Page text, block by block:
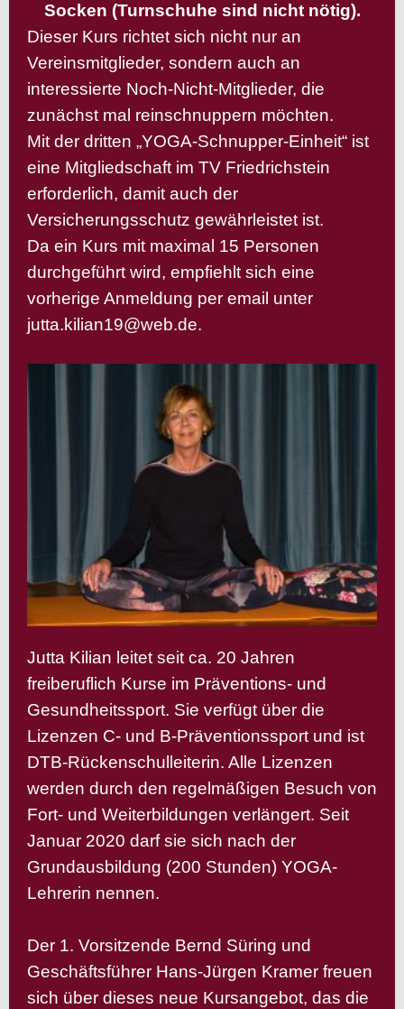
Socken (Turnschuhe sind nicht nötig).
Dieser Kurs richtet sich nicht nur an
Vereinsmitglieder, sondern auch an
interessierte Noch-Nicht-Mitglieder, die
zunächst mal reinschnuppern möchten.
Mit der dritten „YOGA-Schnupper-Einheit“ ist
eine Mitgliedschaft im TV Friedrichstein
erforderlich, damit auch der
Versicherungsschutz gewährleistet ist.
Da ein Kurs mit maximal 15 Personen
durchgeführt wird, empfiehlt sich eine
vorherige Anmeldung per email unter
jutta.kilian19@web.de.
Jutta Kilian leitet seit ca. 20 Jahren
freiberuflich Kurse im Präventions- und
Gesundheitssport. Sie verfügt über die
Lizenzen C- und B-Präventionssport und ist
DTB-Rückenschulleiterin. Alle Lizenzen
werden durch den regelmäßigen Besuch von
Fort- und Weiterbildungen verlängert. Seit
Januar 2020 darf sie sich nach der
Grundausbildung (200 Stunden) YOGA-
Lehrerin nennen.
Der 1. Vorsitzende Bernd Süring und
Geschäftsführer Hans-Jürgen Kramer freuen
sich über dieses neue Kursangebot, das die